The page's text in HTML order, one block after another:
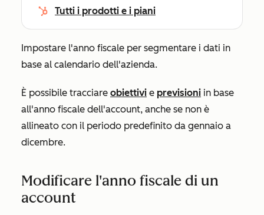
Tutti i prodotti e i piani
Impostare l'anno fiscale per segmentare i dati in
base al calendario dell'azienda.
È possibile tracciare obiettivi e previsioni in base
all'anno fiscale dell'account, anche se non è
allineato con il periodo predefinito da gennaio a
dicembre.
Modificare l'anno fiscale di un
account